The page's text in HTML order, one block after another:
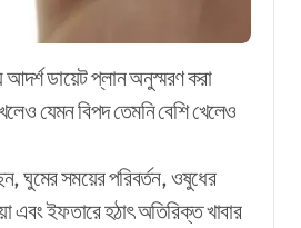
যেমন বিপদ তেমনি বেশি খেলেও
ঘুমের সময়ের পরিবর্তন, ওষুধের
এবং ইফতারে হঠাৎ অতিরিক্ত খাবার